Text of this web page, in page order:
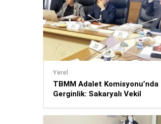
Yerel
TBMM Adalet Komisyonu’nda
Gerginlik: Sakaryalı Vekil
Arasında Tartışma